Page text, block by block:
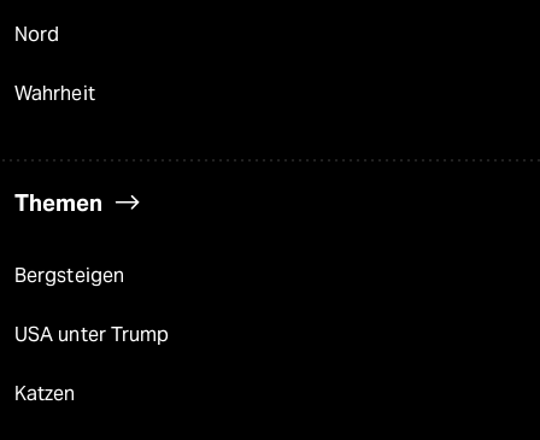
Nord
Wahrheit
Themen
Bergsteigen
USA unter Trump
Katzen